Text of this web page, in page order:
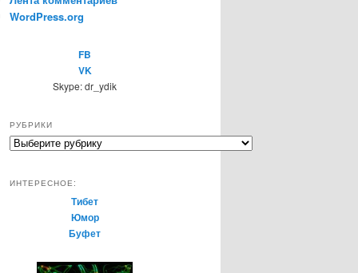
WordPress.org
FB
VK
Skype: dr_ydik
РУБРИКИ
Р
р
ИНТЕРЕСНОЕ:
Тибет
Юмор
Буфет